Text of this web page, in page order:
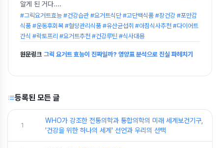
알게 된 거다....
#그릭요거트효능 #건강습관 #요거트식단 #고단백식품 #장건강 #포만감
식품 #운동후회복 #혈당관리식품 #유산균섭취 #아침식사추천 #다이어트
간식 #락토프리 #요거트추천 #건강루틴 #식사대용
원문링크 그릭 요거트 효능이 진짜일까? 영양표 분석으로 진실 파헤치기
등록된 모든 글
1
WHO가 강조한 전통의학과 통합의학의 미래 세계보건기구,
'건강을 위한 하나의 세계' 선언과 우리의 선택